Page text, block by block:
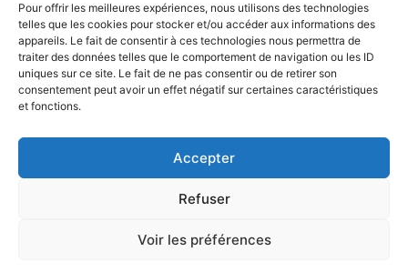
Pour offrir les meilleures expériences, nous utilisons des technologies
telles que les cookies pour stocker et/ou accéder aux informations des
appareils. Le fait de consentir à ces technologies nous permettra de
traiter des données telles que le comportement de navigation ou les ID
uniques sur ce site. Le fait de ne pas consentir ou de retirer son
consentement peut avoir un effet négatif sur certaines caractéristiques
et fonctions.
Accepter
Refuser
Voir les préférences
SMV permet de vous aider à gagner du temps et vous
permettre de vous concentrer sur l’essentiel de votre
métier
Téléphone:0 805 69 64 75 / 02 37 34 04 04
contact@smvformation.fr
Création & Hébergement Web Cloud par